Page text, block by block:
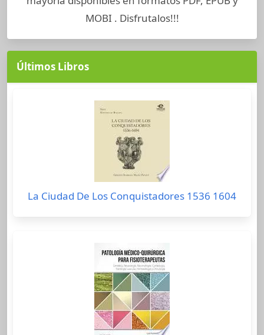
MOBI . Disfrutalos!!!
Últimos Libros
La Ciudad De Los Conquistadores 1536 1604